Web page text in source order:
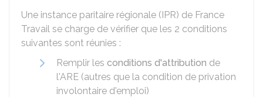
Une instance paritaire régionale (IPR) de France
Travail se charge de vérifier que les 2 conditions
suivantes sont réunies :
Remplir les conditions d'attribution de
l'ARE (autres que la condition de privation
involontaire d'emploi)